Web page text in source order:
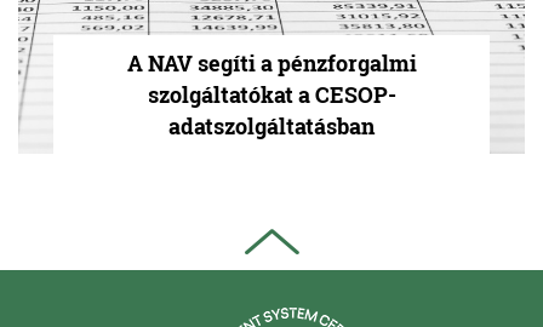
A NAV segíti a pénzforgalmi
szolgáltatókat a CESOP-
adatszolgáltatásban